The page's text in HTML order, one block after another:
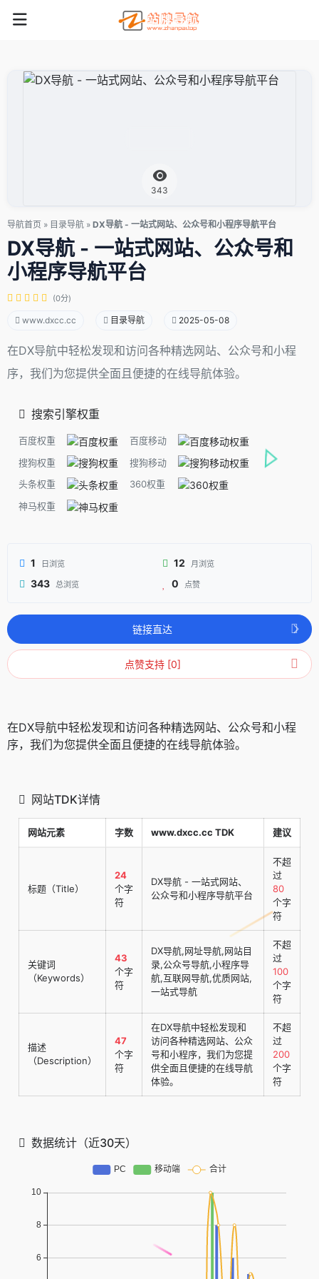
343
导航首页 » 目录导航 » DX导航 - 一站式网站、公众号和小程序导航平台
DX导航 - 一站式网站、公众号和
小程序导航平台
(0分)
www.dxcc.cc 目录导航 2025-05-08
在DX导航中轻松发现和访问各种精选网站、公众号和小程
序，我们为您提供全面且便捷的在线导航体验。
搜索引擎权重
百度权重
百度移动
搜狗权重
搜狗移动
头条权重
360权重
神马权重
1 日浏览 12 月浏览
343 总浏览 0 点赞
链接直达
点赞支持 [0]
在DX导航中轻松发现和访问各种精选网站、公众号和小程
序，我们为您提供全面且便捷的在线导航体验。
网站TDK详情
网站元素 字数 www.dxcc.cc TDK 建议
标题（Title）
24
个字
符
DX导航 - 一站式网站、
公众号和小程序导航平台
不超
过
80
个字
符
关键词
（Keywords）
43
个字
符
DX导航,网址导航,网站目
录,公众号导航,小程序导
航,互联网导航,优质网站,
一站式导航
不超
过
100
个字
符
描述
（Description）
47
个字
符
在DX导航中轻松发现和
访问各种精选网站、公众
号和小程序，我们为您提
供全面且便捷的在线导航
体验。
不超
过
200
个字
符
数据统计（近30天）